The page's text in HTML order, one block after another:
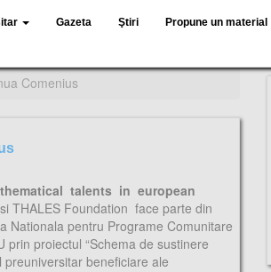
Gazeta Ştiri Propune un material
Comenius
talents in european
THALES Foundation face parte din
Nationala pentru Programe Comunitare
proiectul “Schema de sustinere
beneficiare ale